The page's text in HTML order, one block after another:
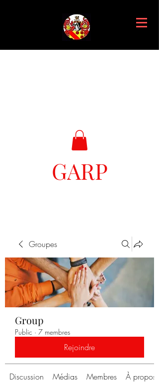
GARP
Groupes
Group
Public · 7 membres
Rejoindre
Discussion Médias Membres À propos